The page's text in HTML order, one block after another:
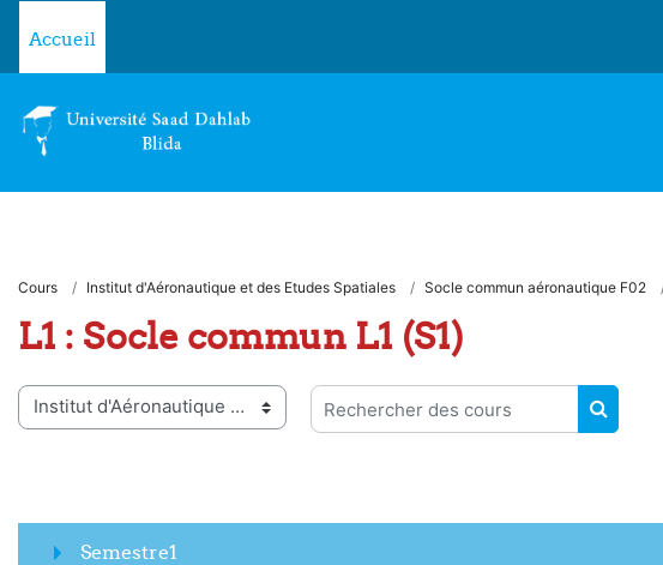
Accueil
Cours Institut d'Aéronautique et des Etudes Spatiales Socle commun aéronautique F02
L1 : Socle commun L1 (S1)
de cours
Rechercher des cours
Semestre1